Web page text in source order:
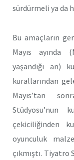
sürdürmeli ya da
Bu amaçların
Mayıs ayında
yaşandığı an)
kurallarından
Mayıs’tan
Stüdyosu’nun
çekiciliğinden
oyunculuk
çıkmıştı. Tiyatro